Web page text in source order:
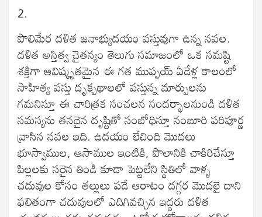
2.
పొలిమేర దళిత జనాభ్యుదయం వస్తువుగా ఉన్న నవల.
దళిత అస్తిత్వ చైతన్యం తెలుగు సమాజంలో ఒక సమష్టి
శక్తిగా ఆవిష్కృతమైన ఈ గత ముప్ఫయ్ ఏడేళ్ల కాలంలో
సాహిత్య వస్తు దృక్పథాలలో వస్తున్న మార్పులను
గమనిస్తూ ఈ చారిత్రక సంచలన సందర్భాలనుండి దళిత
సమస్యను తనదైన దృష్టితో సంబోధిస్తూ నంబూరి పరిపూర్ణ
వ్రాసిన నవల ఇది. ఉదయం లేచింది మొదలు
భూస్వాముల, ఆసాముల ఇంటికి, పొలానికి చాకిరిచేస్తూ
పిల్లలకు సరైన తిండి కూడా పెట్టలేని స్థితిలో వాళ్ళ
చదువుల కోసం తల్లులు పడే ఆరాటం దగ్గర మొదలై దాని
ఫలితంగా చదువులలో ఎదిగివచ్చిన ఇద్దరు దళిత